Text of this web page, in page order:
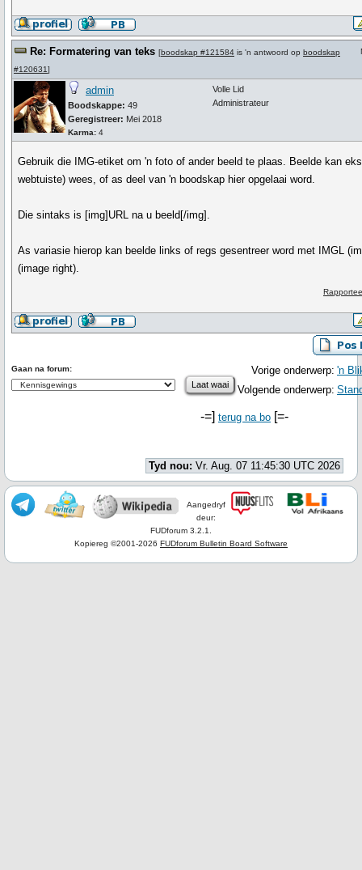
Re: Formatering van teks [boodskap #121584 is 'n antwoord op boodskap
#120631]
admin
Boodskappe: 49
Geregistreer: Mei 2018
Karma: 4
Volle Lid
Administrateur
Gebruik die IMG-etiket om 'n foto of ander beeld te plaas. Beelde kan
webtuiste) wees, of as deel van 'n boodskap hier opgelaai word.
Die sintaks is [img]URL na u beeld[/img] .
As variasie hierop kan beelde links of regs gesentreer word met IMGL
(image right).
Vorige onderwerp: 'n
Volgende onderwerp:
Gaan na forum:
-=] terug na bo [=-
Tyd nou: Vr. Aug. 07 11:45:30 UTC 2026
Aangedryf
deur:
FUDforum 3.2.1.
Kopiereg ©2001-2026 FUDforum Bulletin Board Software